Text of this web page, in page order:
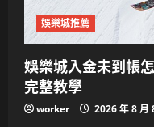
娛樂城推薦
娛樂城入金未到帳
完整教學
worker 2026 年 8 月